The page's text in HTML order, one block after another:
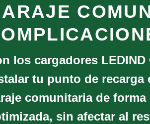
los cargadores LEDIND
tu punto de recarga
comunitaria de
sin afectar al